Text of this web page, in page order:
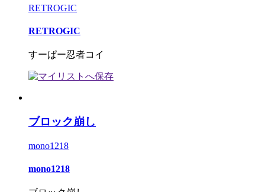
RETROGIC
RETROGIC
すーぱー忍者コイ
ブロック崩し
mono1218
mono1218